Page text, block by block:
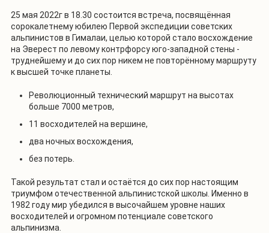
25 мая 2022г в 18.30 состоится встреча, посвящённая
сорокалетнему юбилею Первой экспедиции советских
альпинистов в Гималаи, целью которой стало восхождение
на Эверест по левому контрфорсу юго-западной стены -
труднейшему и до сих пор никем не повторённому маршруту
к высшей точке планеты.
Революционный технический маршрут на высотах
больше 7000 метров,
11 восходителей на вершине,
два ночных восхождения,
без потерь.
Такой результат стал и остаётся до сих пор настоящим
триумфом отечественной альпинистской школы. Именно в
1982 году мир убедился в высочайшем уровне наших
восходителей и огромном потенциале советского
альпинизма.